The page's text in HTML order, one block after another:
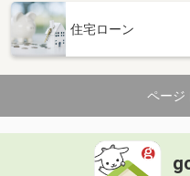
住宅ローン
ページ